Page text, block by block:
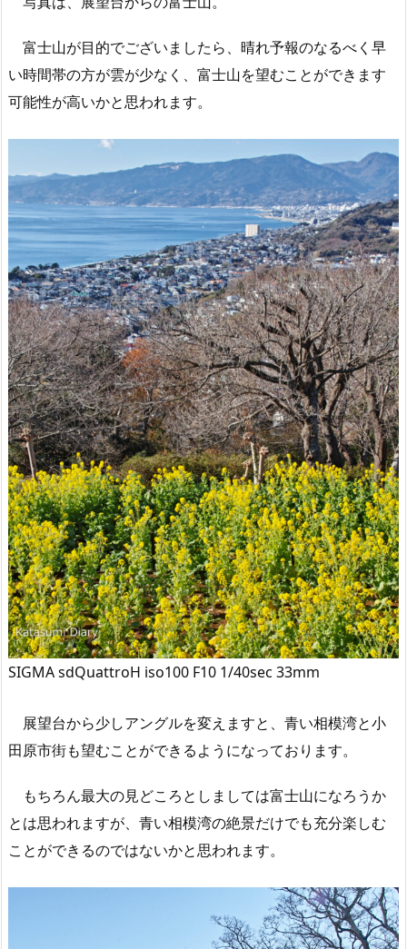
富士山が目的でございましたら、晴れ予報のなるべく早
い時間帯の方が雲が少なく、富士山を望むことができます
可能性が高いかと思われます。
SIGMA sdQuattroH iso100 F10 1/40sec 33mm
展望台から少しアングルを変えますと、青い相模湾と小
田原市街も望むことができるようになっております。
もちろん最大の見どころとしましては富士山になろうか
とは思われますが、青い相模湾の絶景だけでも充分楽しむ
ことができるのではないかと思われます。